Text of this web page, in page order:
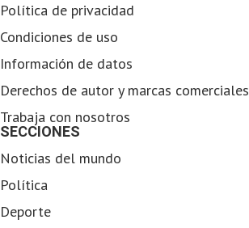
Política de privacidad
Condiciones de uso
Información de datos
Derechos de autor y marcas comerciales
Trabaja con nosotros
SECCIONES
Noticias del mundo
Política
Deporte